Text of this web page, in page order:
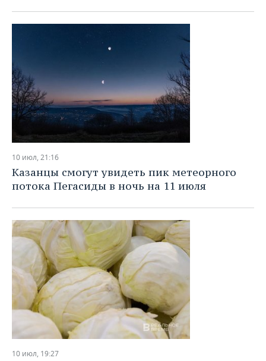
10 июл, 21:16
Казанцы смогут увидеть пик метеорного
потока Пегасиды в ночь на 11 июля
10 июл, 19:27